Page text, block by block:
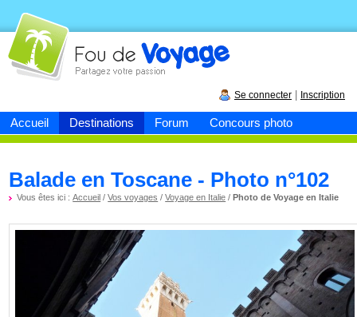
Accueil Destinations Forum Concours photo
Fou devoyage
Se connecter Inscription
Balade en Toscane - Photo n°102
Vous êtes ici :Accueil /Vos voyages /Voyage en Italie /Photo de Voyage en Italie